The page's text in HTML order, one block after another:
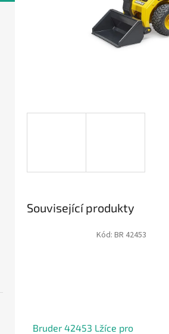
Související produkty
Bruder 42453 Lžíce pro
Kód: BR 42453